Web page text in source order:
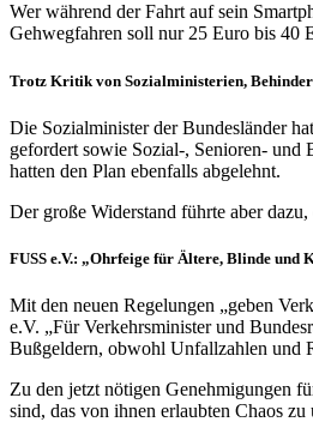
Wer während der Fahrt auf sein
Gehwegfahren soll nur 25 Euro bis 40
Trotz Kritik von Sozialministerien,
Die Sozialminister der Bundesländer
gefordert sowie Sozial-, Senioren-
hatten den Plan ebenfalls abgelehnt.
Der große Widerstand führte aber
FUSS e.V.: „Ohrfeige für Ältere, Blinde und
Mit den neuen Regelungen „geben
e.V. „Für Verkehrsminister und
Bußgeldern, obwohl Unfallzahlen und
Zu den jetzt nötigen Genehmigungen
sind, das von ihnen erlaubten Chaos zu